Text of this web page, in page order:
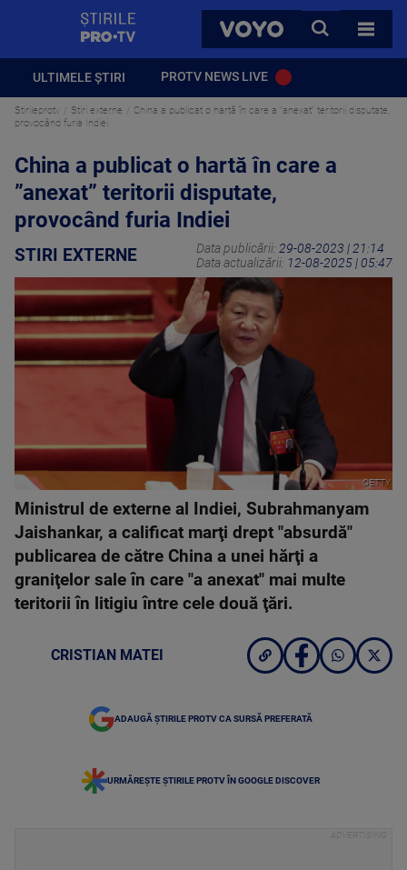
VOYO
CAUTA
TOATE
ULTIMELE ȘTIRI PROTV NEWS LIVE
Stirileprotv Stiri externe
China a publicat o hartă în care a ”anexat” teritorii disputate,
provocând furia Indiei
China a publicat o hartă în care a
”anexat” teritorii disputate,
provocând furia Indiei
STIRI EXTERNE Data publicării: 29-08-2023 | 21:14
Data actualizării: 12-08-2025 | 05:47
GETTY
Ministrul de externe al Indiei, Subrahmanyam
Jaishankar, a calificat marţi drept "absurdă"
publicarea de către China a unei hărţi a
graniţelor sale în care "a anexat" mai multe
teritorii în litigiu între cele două ţări.
CRISTIAN MATEI
ADAUGĂ ȘTIRILE PROTV CA SURSĂ PREFERATĂ
URMĂREȘTE ȘTIRILE PROTV ÎN GOOGLE DISCOVER